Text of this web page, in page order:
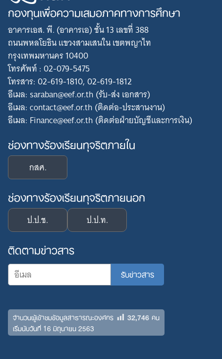
กองทุนเพื่อความเสมอภาคทางการศึกษา
อาคารเอส. พี. (อาคารเอ) ชั้น 13 เลขที่ 388
ถนนพหลโยธิน แขวงสามเสนใน เขตพญาไท
กรุงเทพมหานคร 10400
โทรศัพท์ : 02-079-5475
โทรสาร: 02-619-1810, 02-619-1812
อีเมล: saraban@eef.or.th (รับ-ส่ง เอกสาร)
อีเมล: contact@eef.or.th (ติดต่อ-ประสานงาน)
อีเมล: Finance@eef.or.th (ติดต่อฝ่ายบัญชีและการเงิน)
ช่องทางร้องเรียนทุจริตภายใน
กสศ.
ช่องทางร้องเรียนทุจริตภายนอก
ป.ป.ช. ป.ป.ท.
ติดตามข่าวสาร
จำนวนผู้เข้าชมข้อมูลสาธารณะองค์กร 32,746คน
เริ่มนับวันที่ 16 มิถุนายน 2563